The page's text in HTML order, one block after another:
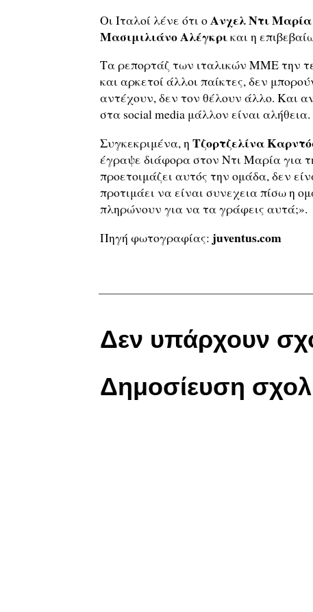
Οι Ιταλοί λένε ότι οΑνχελ Ντι Μαρία
Μασιμιλιάνο Αλέγκρικαι η
Τα ρεπορτάζ των ιταλικών ΜΜΕ την
και αρκετοί άλλοι παίκτες, δεν
αντέχουν, δεν τον θέλουν άλλο. Και
στα social media μάλλον είναι αλήθεια.
Συγκεκριμένα, η Τζορτζελίνα
έγραψε διάφορα στον Ντι Μαρία για
προετοιμάζει αυτός την ομάδα, δεν
προτιμάει να είναι συνεχεια πίσω η
πληρώνουν για να τα γράφεις αυτά;».
Πηγή φωτογραφίας: juventus.com
Δεν υπάρχουν
Δημοσίευση